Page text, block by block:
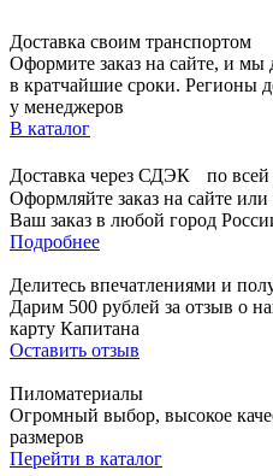
Доставка своим транспортом
Оформите заказ на сайте, и мы
в кратчайшие сроки. Регионы
у менеджеров
В каталог
Доставка через СДЭК по всей
Оформляйте заказ на сайте
Ваш заказ в любой город
Подробнее
Делитесь впечатлениями и
Дарим 500 рублей за отзыв о
карту Капитана
Оставить отзыв
Пиломатериалы
Огромный выбор, высокое
размеров
Перейти в каталог